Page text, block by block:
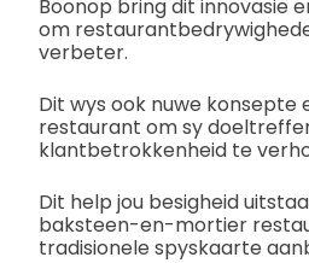
Boonop bring dit innovasie
om
verbeter.
Dit wys ook nuwe konsepte
restaurant om sy
klantbetrokkenheid te
Dit help jou besigheid
baksteen-en-mortier
tradisionele spyskaarte